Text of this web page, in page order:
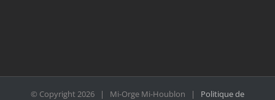
© Copyright2026 | Mi-Orge Mi-Houblon | Politique de